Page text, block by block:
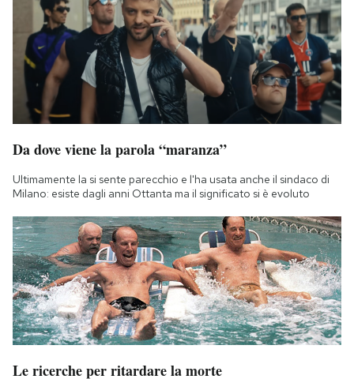
Da dove viene la parola “maranza”
Ultimamente la si sente parecchio e l'ha usata anche il sindaco di
Milano: esiste dagli anni Ottanta ma il significato si è evoluto
Le ricerche per ritardare la morte